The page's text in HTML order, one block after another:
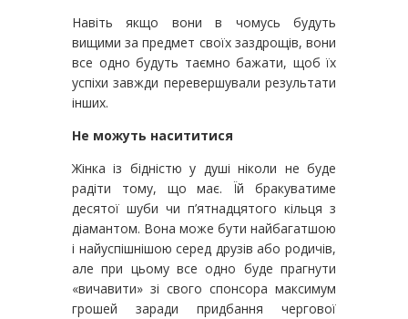
Навіть якщо вони в чомусь будуть
вищими за предмет своїх заздрощів, вони
все одно будуть таємно бажати, щоб їх
успіхи завжди перевершували результати
інших.
Не можуть насититися
Жінка із бідністю у душі ніколи не буде
радіти тому, що має. Їй бракуватиме
десятої шуби чи п’ятнадцятого кільця з
діамантом. Вона може бути найбагатшою
і найуспішнішою серед друзів або родичів,
але при цьому все одно буде прагнути
«вичавити» зі свого спонсора максимум
грошей заради придбання чергової